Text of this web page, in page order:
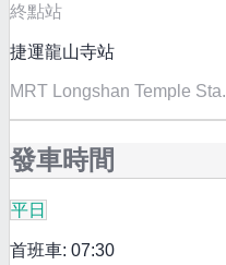
終點站
捷運龍山寺站
MRT Longshan Temple Sta.
發車時間
平日
首班車: 07:30